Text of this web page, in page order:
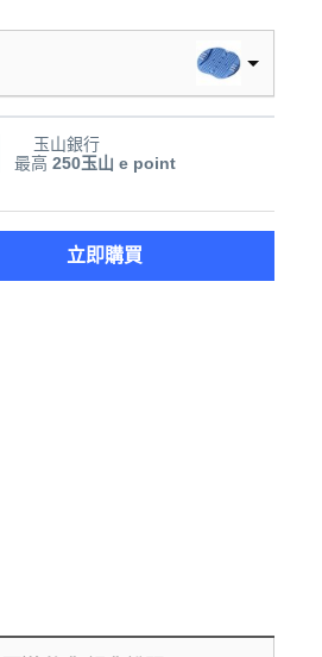
玉山銀行
最高 250玉山 e point
立即購買